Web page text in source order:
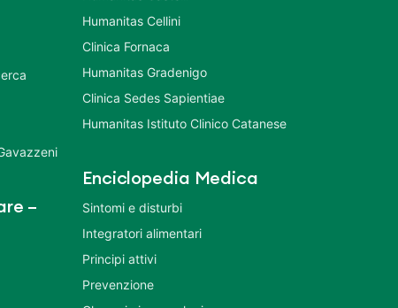
–
Humanitas Cellini
Clinica Fornaca
Humanitas Gradenigo
Clinica Sedes Sapientiae
Humanitas Istituto Clinico Catanese
Enciclopedia Medica
Sintomi e disturbi
Integratori alimentari
Principi attivi
Prevenzione